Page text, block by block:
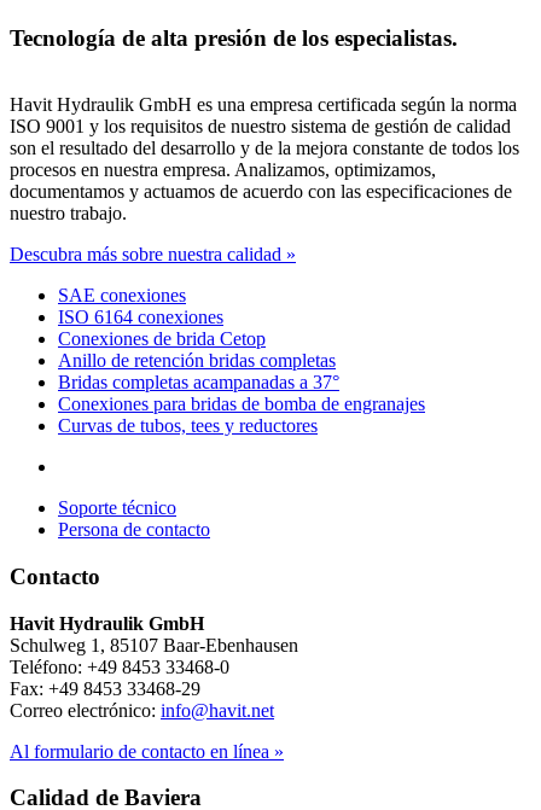
Tecnología de alta presión de los especialistas.
Havit Hydraulik GmbH es una empresa certificada según la norma
ISO 9001 y los requisitos de nuestro sistema de gestión de calidad
son el resultado del desarrollo y de la mejora constante de todos los
procesos en nuestra empresa. Analizamos, optimizamos,
documentamos y actuamos de acuerdo con las especificaciones de
nuestro trabajo.
Descubra más sobre nuestra calidad »
SAE conexiones
ISO 6164 conexiones
Conexiones de brida Cetop
Anillo de retención bridas completas
Bridas completas acampanadas a 37°
Conexiones para bridas de bomba de engranajes
Curvas de tubos, tees y reductores
Soporte técnico
Persona de contacto
Contacto
Havit Hydraulik GmbH
Schulweg 1, 85107 Baar-Ebenhausen
Teléfono: +49 8453 33468-0
Fax: +49 8453 33468-29
Correo electrónico: info@havit.net
Al formulario de contacto en línea »
Calidad de Baviera